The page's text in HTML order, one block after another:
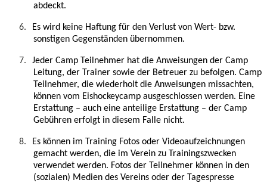
abdeckt.
6.
Es wird keine Haftung für den Verlust von Wert- bzw.
sonstigen Gegenständen übernommen.
7.
Jeder Camp Teilnehmer hat die Anweisungen der Camp
Leitung, der Trainer sowie der Betreuer zu befolgen. Camp
Teilnehmer, die wiederholt die Anweisungen missachten,
können vom Eishockeycamp ausgeschlossen werden. Eine
Erstattung – auch eine anteilige Erstattung – der Camp
Gebühren erfolgt in diesem Falle nicht.
8.
Es können im Training Fotos oder Videoaufzeichnungen
gemacht werden, die im Verein zu Trainingszwecken
verwendet werden. Fotos der Teilnehmer können in den
(sozialen) Medien des Vereins oder der Tagespresse